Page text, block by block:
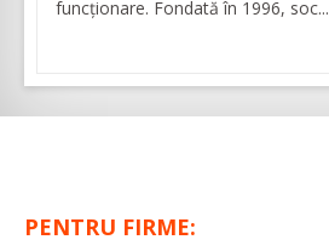
funcționare. Fondată în 1996, soc...
PENTRU FIRME: